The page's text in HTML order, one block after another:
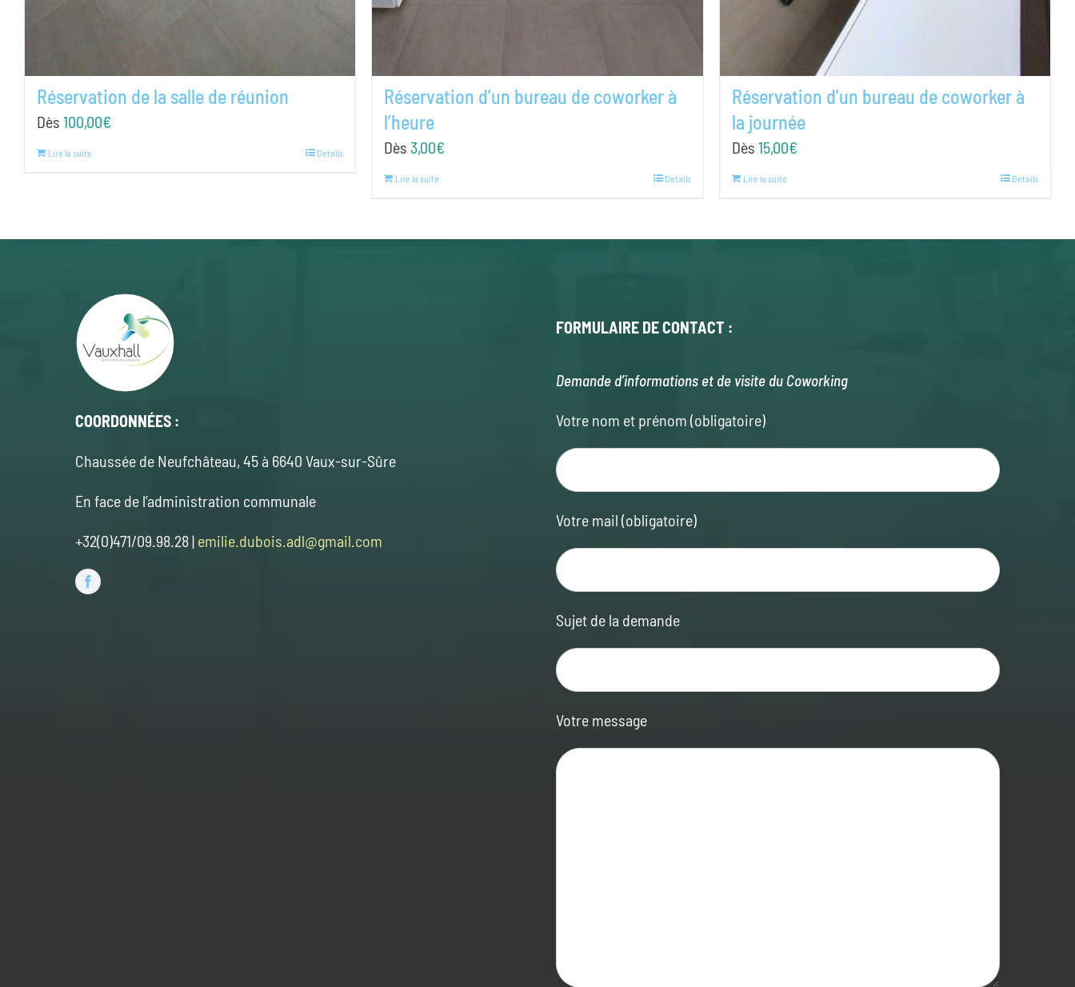
Réservation de la salle de réunion
Dès 100,00€
Lire la suite Details
Réservation d’un bureau de coworker à
l’heure
Dès 3,00€
Lire la suite Details
Réservation d’un bureau de coworker à
la journée
Dès 15,00€
Lire la suite Details
COORDONNÉES :
Chaussée de Neufchâteau, 45 à 6640 Vaux-sur-Sûre
En face de l’administration communale
+32(0)471/09.98.28 | emilie.dubois.adl@gmail.com
FORMULAIRE DE CONTACT :
Demande d’informations et de visite du Coworking
Votre nom et prénom (obligatoire)
Votre mail (obligatoire)
Sujet de la demande
Votre message